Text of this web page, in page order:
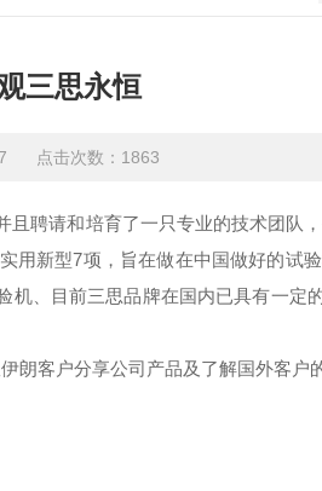
三思永恒
点击次数：1863
聘请和培育了一只专业的技术团队
新型7项，旨在做在中国做好的试
、目前三思品牌在国内已具有一定
客户分享公司产品及了解国外客户